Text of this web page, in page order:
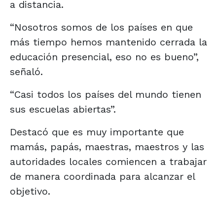
a distancia.
“Nosotros somos de los países en que
más tiempo hemos mantenido cerrada la
educación presencial, eso no es bueno”,
señaló.
“Casi todos los países del mundo tienen
sus escuelas abiertas”.
Destacó que es muy importante que
mamás, papás, maestras, maestros y las
autoridades locales comiencen a trabajar
de manera coordinada para alcanzar el
objetivo.